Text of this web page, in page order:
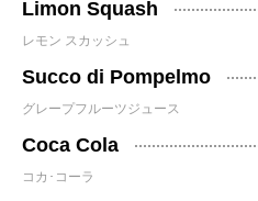
Limon Squash
レモン スカッシュ
Succo di Pompelmo
グレープフルーツジュース
Coca Cola
コカ･コーラ